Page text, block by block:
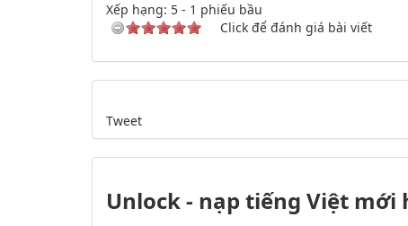
Xếp hạng: 5 - 1 phiếu bầu
Click để đánh giá bài viết
Tweet
Unlock - nạp tiếng Việt mới